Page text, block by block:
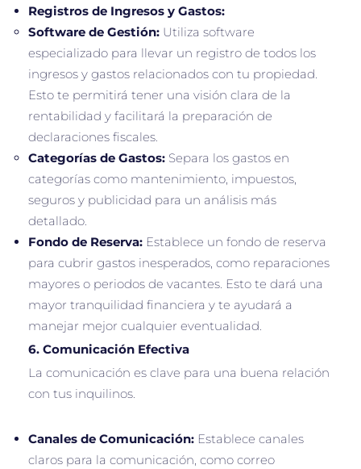
Registros de Ingresos y Gastos:
Software de Gestión: Utiliza software
especializado para llevar un registro de todos los
ingresos y gastos relacionados con tu propiedad.
Esto te permitirá tener una visión clara de la
rentabilidad y facilitará la preparación de
declaraciones fiscales.
Categorías de Gastos: Separa los gastos en
categorías como mantenimiento, impuestos,
seguros y publicidad para un análisis más
detallado.
Fondo de Reserva: Establece un fondo de reserva
para cubrir gastos inesperados, como reparaciones
mayores o periodos de vacantes. Esto te dará una
mayor tranquilidad financiera y te ayudará a
manejar mejor cualquier eventualidad.
6. Comunicación Efectiva
La comunicación es clave para una buena relación
con tus inquilinos.
Canales de Comunicación: Establece canales
claros para la comunicación, como correo